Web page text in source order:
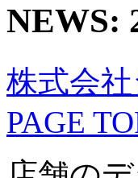
NEWS:
株式会
PAGE